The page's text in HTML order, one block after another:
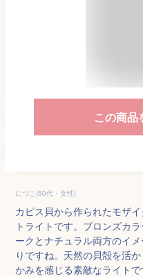
この商品
にづこ(50代・女性)
カピス貝から作られたモザ
トライトです。ブロンズカ
ークとナチュラル両方のイ
りですね。天然の貝殻を活
かみを感じる素敵なライトで